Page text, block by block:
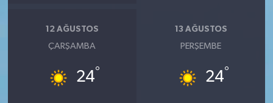
12 AĞUSTOS
ÇARŞAMBA
24°
13 AĞUSTOS
PERŞEMBE
24°